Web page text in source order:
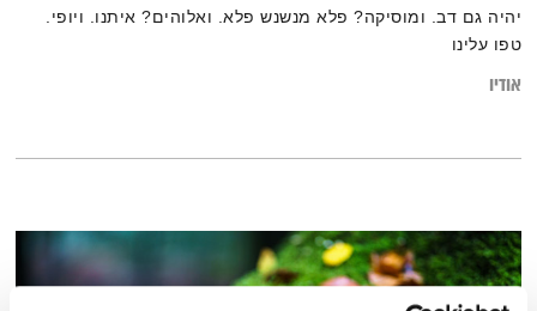
יהיה גם דב. ומוסיקה? פלא מנשנש פלא. ואלוהים? איתנו. ויופי.
טפו עלינו
אודיו